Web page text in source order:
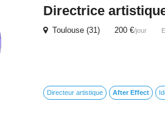
Directrice
Toulouse (31) 200 €/jour
Directeur artistique After Effect